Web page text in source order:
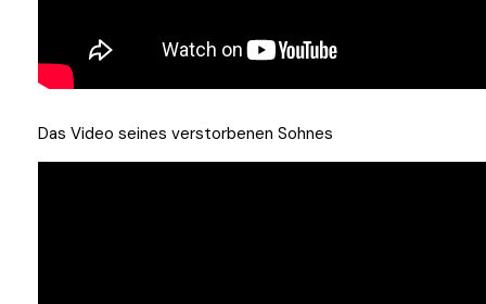
Das Video seines verstorbenen Sohnes